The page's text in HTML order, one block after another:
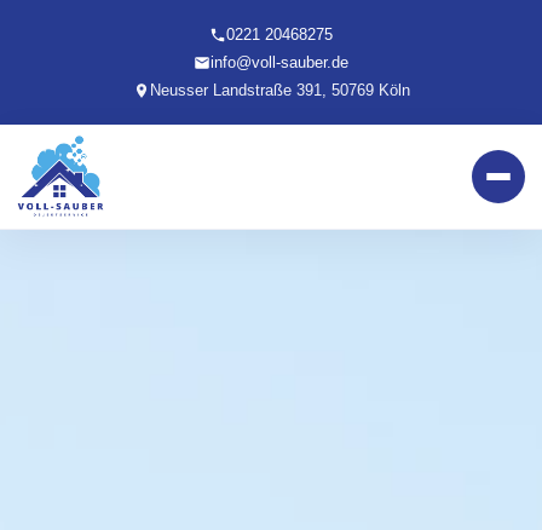
0221 20468275
info@voll-sauber.de
Neusser Landstraße 391, 50769 Köln